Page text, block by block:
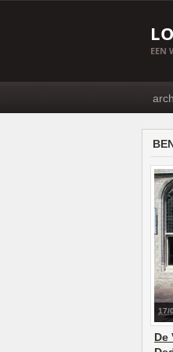
EEN
17/
De